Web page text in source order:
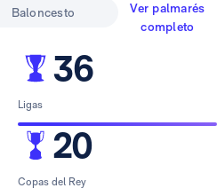
Baloncesto
Ver palmarés
completo
36
Ligas
20
Copas del Rey